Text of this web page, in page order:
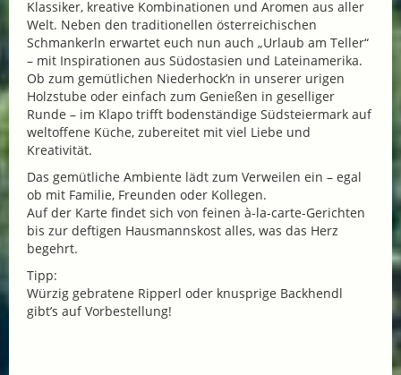
Klassiker, kreative Kombinationen und Aromen aus aller
Welt. Neben den traditionellen österreichischen
Schmankerln erwartet euch nun auch „Urlaub am Teller“
– mit Inspirationen aus Südostasien und Lateinamerika.
Ob zum gemütlichen Niederhock’n in unserer urigen
Holzstube oder einfach zum Genießen in geselliger
Runde – im Klapo trifft bodenständige Südsteiermark auf
weltoffene Küche, zubereitet mit viel Liebe und
Kreativität.
Das gemütliche Ambiente lädt zum Verweilen ein – egal
ob mit Familie, Freunden oder Kollegen.
Auf der Karte findet sich von feinen à-la-carte-Gerichten
bis zur deftigen Hausmannskost alles, was das Herz
begehrt.
Tipp:
Würzig gebratene Ripperl oder knusprige Backhendl
gibt’s auf Vorbestellung!